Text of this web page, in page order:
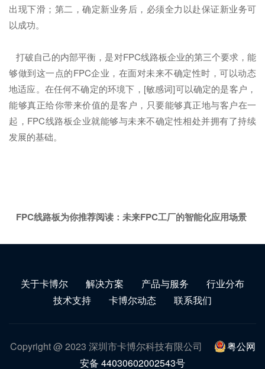
出现下滑；第二，确定新业务后，必须全力以赴保证新业务可
以成功。
打破自己的内部平衡，是对FPC线路板企业的第三个要求，能
够做到这一点的FPC企业，在面对未来不确定性时，可以动态
地适应。在任何不确定的环境下，[敏感词]可以确定的是客户，
能够真正给你带来价值的是客户，只要能够真正地与客户在一
起，FPC线路板企业就能够与未来不确定性相处并拥有了持续
发展的基础。
FPC线路板为你推荐阅读： 未来FPC工厂的智能化应用场景
关于卡博尔 解决方案 产品与服务
行业分布
技术支持
卡博尔动态 联系我们
Copyright @ 2023 深圳市卡博尔科技有限公司
粤公网
安备 44030602002543号